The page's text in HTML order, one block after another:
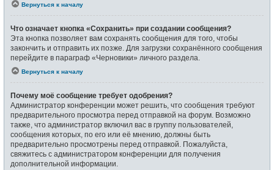
Вернуться к началу
Что означает кнопка «Сохранить» при создании сообщения?
Эта кнопка позволяет вам сохранять сообщения для того, чтобы
закончить и отправить их позже. Для загрузки сохранённого сообщения
перейдите в параграф «Черновики» личного раздела.
Вернуться к началу
Почему моё сообщение требует одобрения?
Администратор конференции может решить, что сообщения требуют
предварительного просмотра перед отправкой на форум. Возможно
также, что администратор включил вас в группу пользователей,
сообщения которых, по его или её мнению, должны быть
предварительно просмотрены перед отправкой. Пожалуйста,
свяжитесь с администратором конференции для получения
дополнительной информации.